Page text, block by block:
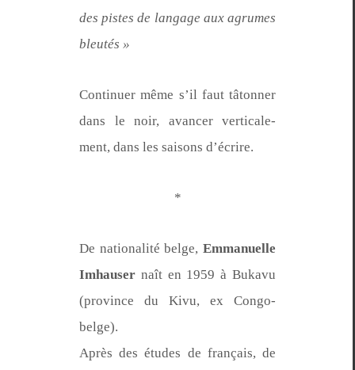
des pistes de lan­gage aux agrumes
bleutés »
Con­tin­uer même s’il faut tâton­ner
dans le noir, avancer ver­ti­cale­
ment, dans les saisons d’écrire.
*
De nation­al­ité belge, Emmanuelle
Imhauser naît en 1959 à Bukavu
(province du Kivu, ex Congo-
belge).
Après des études de français, de